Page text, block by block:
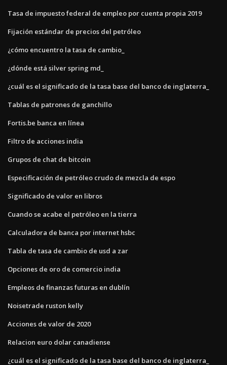
Tasa de impuesto federal de empleo por cuenta propia 2019
Fijación estándar de precios del petróleo
¿cómo encuentro la tasa de cambio_
¿dónde está silver spring md_
¿cuál es el significado de la tasa base del banco de inglaterra_
Tablas de patrones de ganchillo
Fortis.be banca en línea
Filtro de acciones india
Grupos de chat de bitcoin
Especificación de petróleo crudo de mezcla de espo
Significado de valor en libros
Cuando se acabe el petróleo en la tierra
Calculadora de banca por internet hsbc
Tabla de tasa de cambio de usd a zar
Opciones de oro de comercio india
Empleos de finanzas futuras en dublín
Noisetrade ruston kelly
Acciones de valor de 2020
Relacion euro dolar canadiense
¿cuál es el significado de la tasa base del banco de inglaterra_